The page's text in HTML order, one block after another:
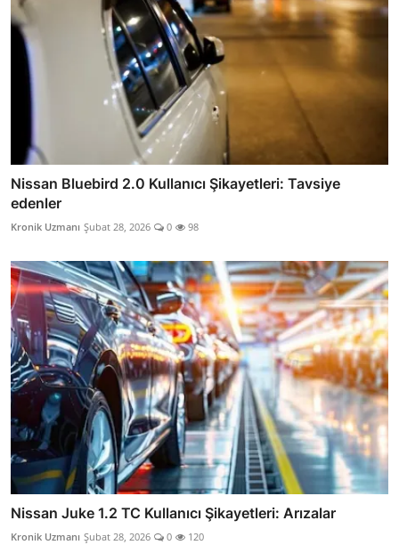
Nissan Bluebird 2.0 Kullanıcı Şikayetleri: Tavsiye
edenler
Kronik Uzmanı Şubat 28, 2026 0 98
Nissan Juke 1.2 TC Kullanıcı Şikayetleri: Arızalar
Kronik Uzmanı Şubat 28, 2026 0 120